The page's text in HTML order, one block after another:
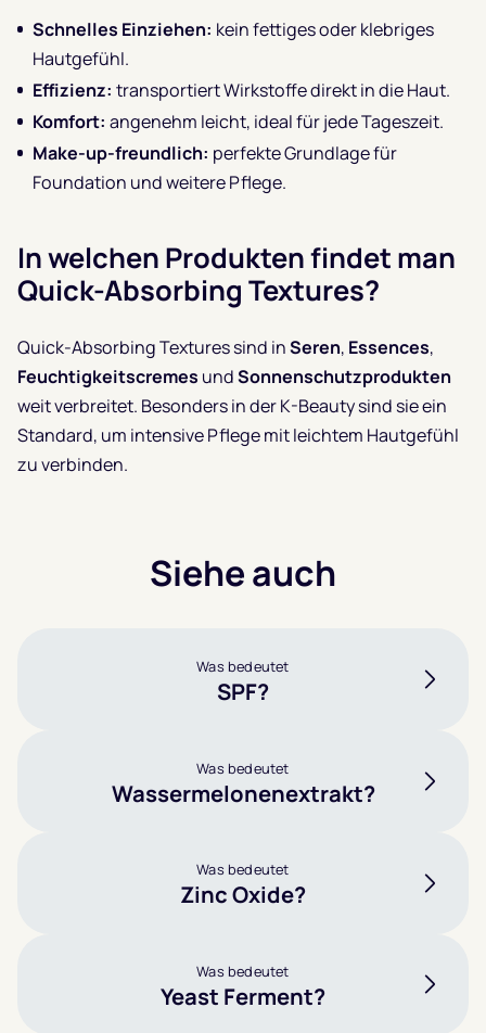
Schnelles Einziehen: kein fettiges oder klebriges
Hautgefühl.
Effizienz: transportiert Wirkstoffe direkt in die Haut.
Komfort: angenehm leicht, ideal für jede Tageszeit.
Make-up-freundlich: perfekte Grundlage für
Foundation und weitere Pflege.
In welchen Produkten findet man
Quick-Absorbing Textures?
Quick-Absorbing Textures sind inSeren, Essences,
Feuchtigkeitscremes undSonnenschutzprodukten
weit verbreitet. Besonders in der K-Beauty sind sie ein
Standard, um intensive Pflege mit leichtem Hautgefühl
zu verbinden.
Siehe auch
Was bedeutet
SPF?
Was bedeutet
Wassermelonenextrakt?
Was bedeutet
Zinc Oxide?
Was bedeutet
Yeast Ferment?